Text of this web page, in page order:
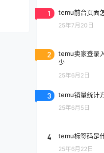
1 temu前台页面
25年7月20日
2
temu卖家登录
少
25年6月2日
3 temu销量统计
25年6月5日
4 temu标签码是
25年6月22日